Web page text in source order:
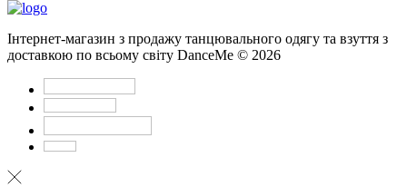
Інтернет-магазин з продажу танцювального одягу та взуття з
доставкою по всьому світу DanceMe © 2026